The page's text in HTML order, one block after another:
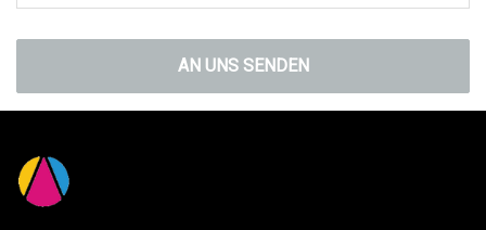
AN UNS SENDEN